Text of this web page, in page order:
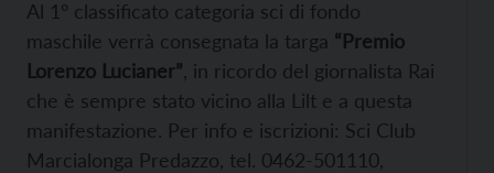
Al 1° classificato categoria sci di fondo
maschile verrà consegnata la targa “Premio
Lorenzo Lucianer” , in ricordo del giornalista Rai
che è sempre stato vicino alla Lilt e a questa
manifestazione. Per info e iscrizioni: Sci Club
Marcialonga Predazzo, tel. 0462-501110,